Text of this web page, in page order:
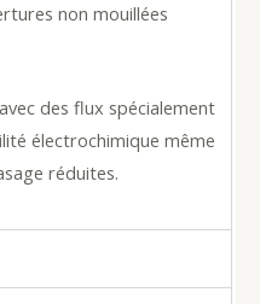
non mouillées
des flux spécialement
électrochimique même
réduites.